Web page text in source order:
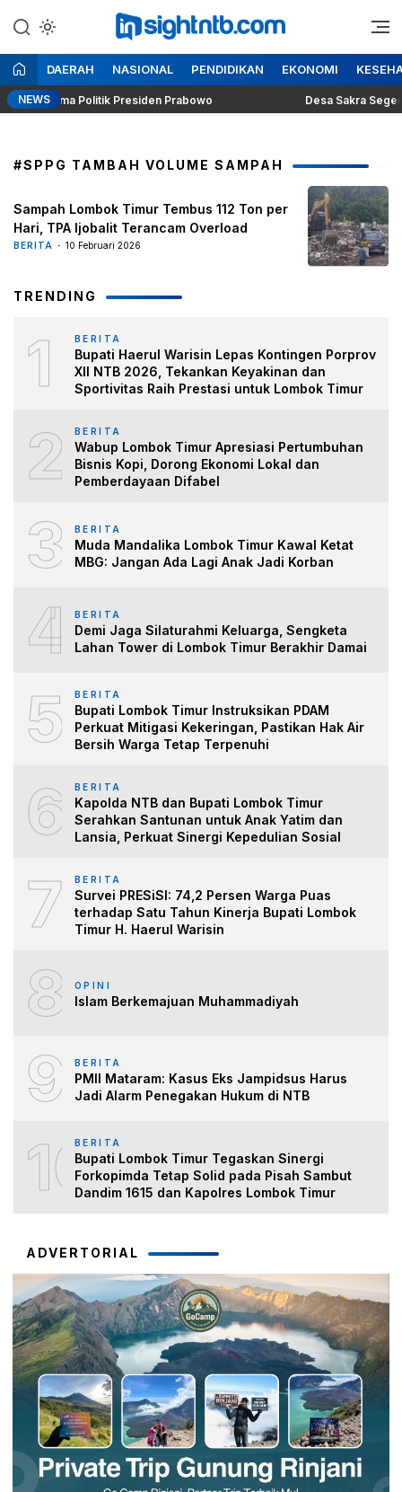
ke
konten
Insight NTB
Berita Seputar NTB
DAERAH NASIONAL PENDIDIKAN EKONOMI
NEWS
Dilema Politik Presiden Prabowo Desa Sakra Segera
#SPPG TAMBAH VOLUME SAMPAH
Sampah Lombok Timur Tembus 112 Ton per
Hari, TPA Ijobalit Terancam Overload
BERITA 10 Februari 2026
TRENDING
1 BERITA
Bupati Haerul Warisin Lepas Kontingen Porprov
XII NTB 2026, Tekankan Keyakinan dan
Sportivitas Raih Prestasi untuk Lombok Timur
2 BERITA
Wabup Lombok Timur Apresiasi Pertumbuhan
Bisnis Kopi, Dorong Ekonomi Lokal dan
Pemberdayaan Difabel
3 BERITA
Muda Mandalika Lombok Timur Kawal Ketat
MBG: Jangan Ada Lagi Anak Jadi Korban
4 BERITA
Demi Jaga Silaturahmi Keluarga, Sengketa
Lahan Tower di Lombok Timur Berakhir Damai
5 BERITA
Bupati Lombok Timur Instruksikan PDAM
Perkuat Mitigasi Kekeringan, Pastikan Hak Air
Bersih Warga Tetap Terpenuhi
6 BERITA
Kapolda NTB dan Bupati Lombok Timur
Serahkan Santunan untuk Anak Yatim dan
Lansia, Perkuat Sinergi Kepedulian Sosial
7 BERITA
Survei PRESiSI: 74,2 Persen Warga Puas
terhadap Satu Tahun Kinerja Bupati Lombok
Timur H. Haerul Warisin
8 OPINI
Islam Berkemajuan Muhammadiyah
9 BERITA
PMII Mataram: Kasus Eks Jampidsus Harus
Jadi Alarm Penegakan Hukum di NTB
10BERITA
Bupati Lombok Timur Tegaskan Sinergi
Forkopimda Tetap Solid pada Pisah Sambut
Dandim 1615 dan Kapolres Lombok Timur
ADVERTORIAL